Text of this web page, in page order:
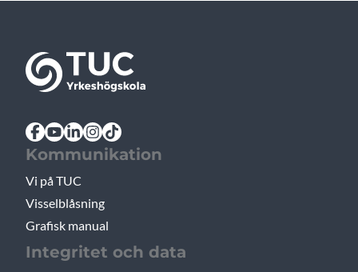
Kommunikation
Vi på TUC
Visselblåsning
Grafisk manual
Integritet och data